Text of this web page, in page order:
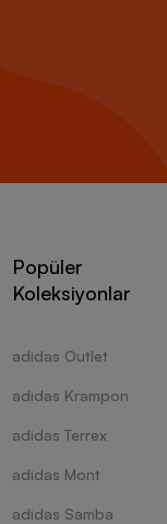
Popüler
Koleksiyonlar
adidas Outlet
adidas Krampon
adidas Terrex
adidas Mont
adidas Samba